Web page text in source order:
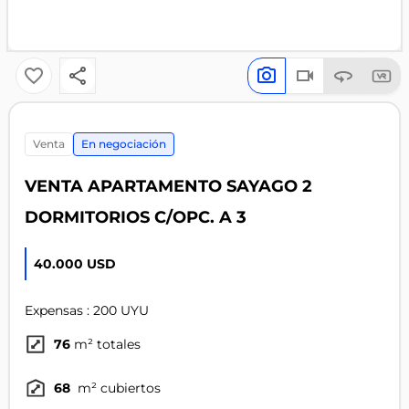
venta En negociación
VENTA APARTAMENTO SAYAGO 2
DORMITORIOS C/OPC. A 3
40.000 USD
Expensas : 200 UYU
76 m² totales
68 m² cubiertos